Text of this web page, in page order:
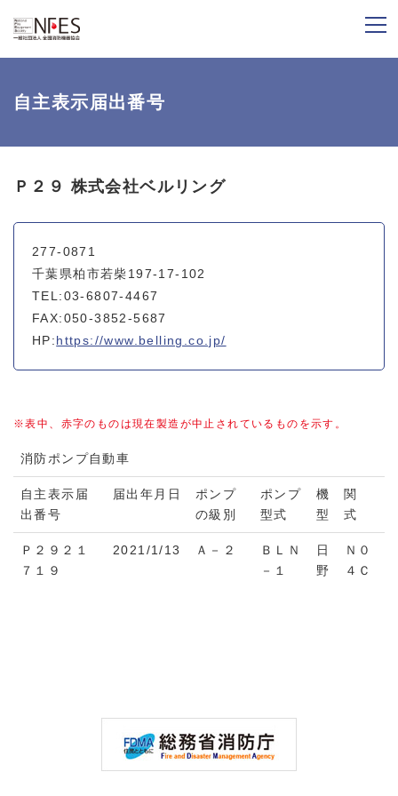
自主表示届出番号
Ｐ２９ 株式会社ベルリング
277-0871
千葉県柏市若柴197-17-102
TEL:03-6807-4467
FAX:050-3852-5687
HP:https://www.belling.co.jp/
※表中、赤字のものは現在製造が中止されているものを示す。
消防ポンプ自動車
自主表示届
出番号
届出年月日
ポンプ
の級別
ポンプ
型式
機 関
型 式
Ｐ２９２１
７１９
2021/1/13 Ａ－２
ＢＬＮ
－１
日
野
Ｎ０
４Ｃ